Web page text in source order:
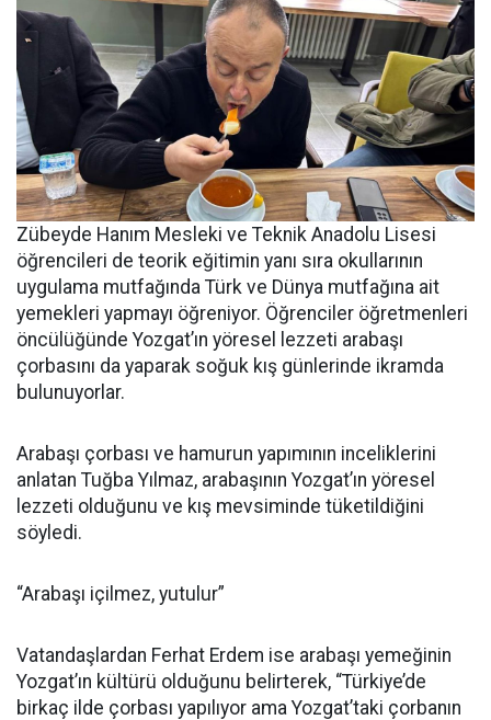
Zübeyde Hanım Mesleki ve Teknik Anadolu Lisesi
öğrencileri de teorik eğitimin yanı sıra okullarının
uygulama mutfağında Türk ve Dünya mutfağına ait
yemekleri yapmayı öğreniyor. Öğrenciler öğretmenleri
öncülüğünde Yozgat’ın yöresel lezzeti arabaşı
çorbasını da yaparak soğuk kış günlerinde ikramda
bulunuyorlar.
Arabaşı çorbası ve hamurun yapımının inceliklerini
anlatan Tuğba Yılmaz, arabaşının Yozgat’ın yöresel
lezzeti olduğunu ve kış mevsiminde tüketildiğini
söyledi.
“Arabaşı içilmez, yutulur”
Vatandaşlardan Ferhat Erdem ise arabaşı yemeğinin
Yozgat’ın kültürü olduğunu belirterek, “Türkiye’de
birkaç ilde çorbası yapılıyor ama Yozgat’taki çorbanın